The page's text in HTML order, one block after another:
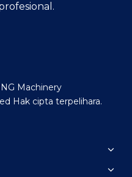
Machinery
Hak cipta terpelihara.